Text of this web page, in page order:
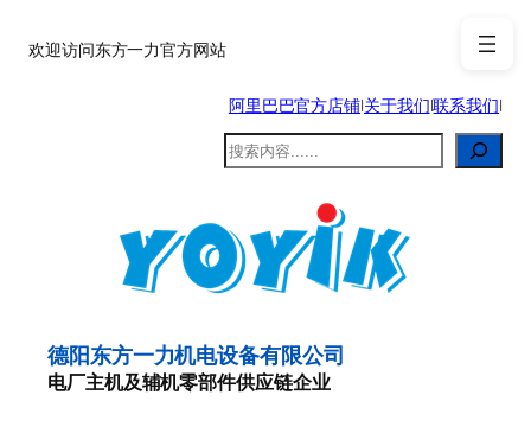
至欢迎访问东方一力官方网站
阿里巴巴官方店铺|关于我们|联系我们|
搜
索
德阳东方一力机电设备有限公司
电厂主机及辅机零部件供应链企业